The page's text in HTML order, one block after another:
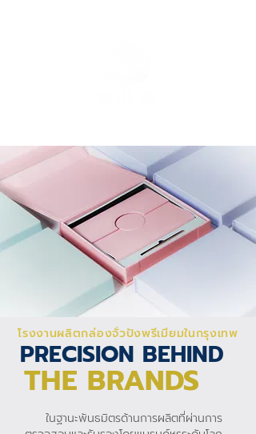
โรงงานผลิตกล่องจั่วปังพรีเมียมในกรุงเทพ
THE BRANDS
PRECISION BEHIND
ในฐานะพันธมิตรด้านการผลิตที่ผ่านการ